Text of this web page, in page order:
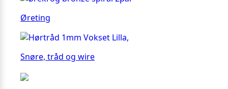
Øreting
Snøre, tråd og wire